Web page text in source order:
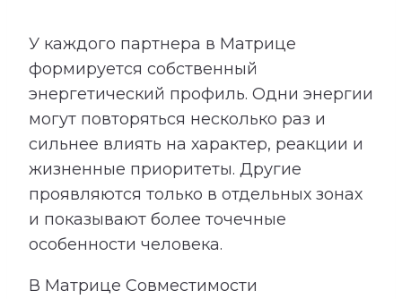
У каждого партнера в Матрице
формируется собственный
энергетический профиль. Одни энергии
могут повторяться несколько раз и
сильнее влиять на характер, реакции и
жизненные приоритеты. Другие
проявляются только в отдельных зонах
и показывают более точечные
особенности человека.
В Матрице Совместимости